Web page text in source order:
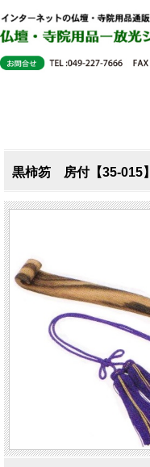
黒柿笏 房付【35-015】